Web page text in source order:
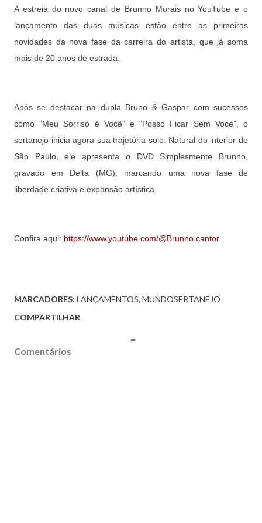
A estreia do novo canal de Brunno Morais no YouTube e o
lançamento das duas músicas estão entre as primeiras
novidades da nova fase da carreira do artista, que já soma
mais de 20 anos de estrada.
Após se destacar na dupla Bruno & Gaspar com sucessos
como “Meu Sorriso é Você” e “Posso Ficar Sem Você”, o
sertanejo inicia agora sua trajetória solo. Natural do interior de
São Paulo, ele apresenta o DVD Simplesmente Brunno,
gravado em Delta (MG), marcando uma nova fase de
liberdade criativa e expansão artística.
Confira aqui: https://www.youtube.com/@Brunno.cantor
MARCADORES: LANÇAMENTOS MUNDOSERTANEJO
COMPARTILHAR
Comentários